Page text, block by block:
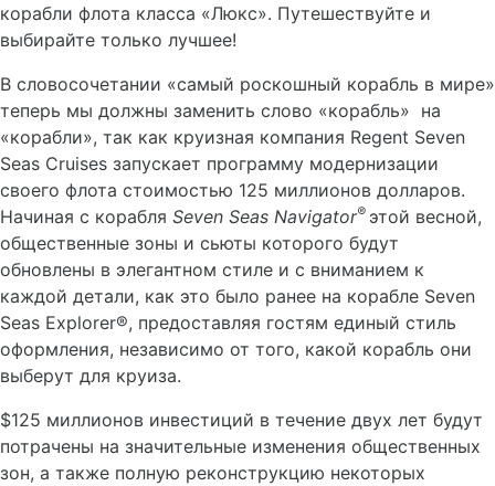
корабли флота класса «Люкс». Путешествуйте и
выбирайте только лучшее!
В словосочетании «самый роскошный корабль в мире»
теперь мы должны заменить слово «корабль» на
«корабли», так как круизная компания Regent Seven
Seas Cruises запускает программу модернизации
своего флота стоимостью 125 миллионов долларов.
Начиная с корабля Seven Seas Navigator® этой весной,
общественные зоны и сьюты которого будут
обновлены в элегантном стиле и с вниманием к
каждой детали, как это было ранее на корабле Seven
Seas Explorer®, предоставляя гостям единый стиль
оформления, независимо от того, какой корабль они
выберут для круиза.
$125 миллионов инвестиций в течение двух лет будут
потрачены на значительные изменения общественных
зон, а также полную реконструкцию некоторых